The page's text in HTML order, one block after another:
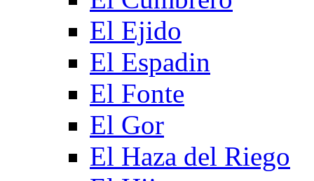
El Ejido
El Espadin
El Fonte
El Gor
El Haza del Riego